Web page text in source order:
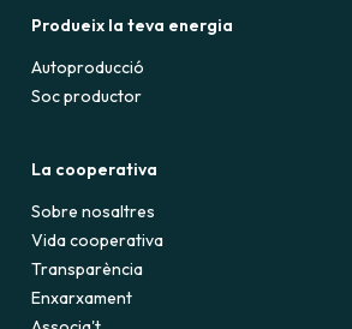
Produeix la teva energia
Autoproducció
Soc productor
La cooperativa
Sobre nosaltres
Vida cooperativa
Transparència
Enxarxament